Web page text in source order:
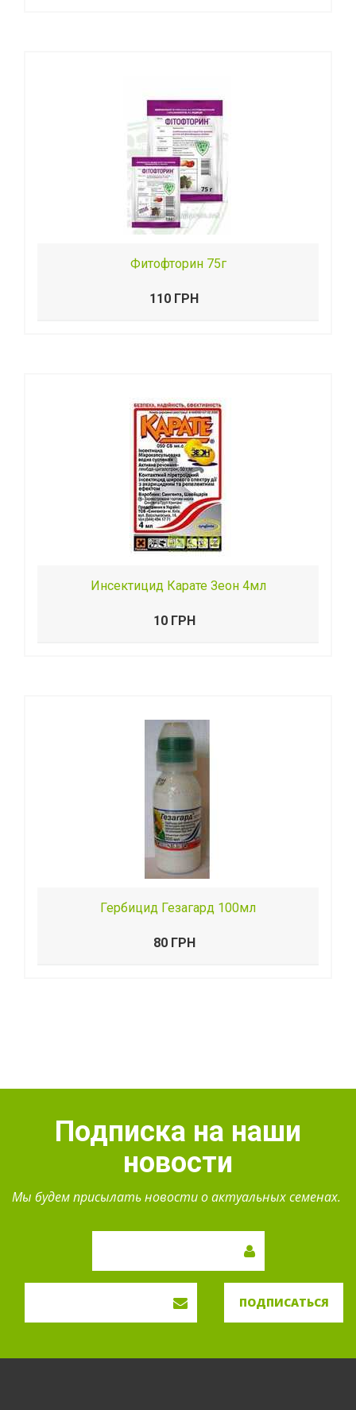
Фитофторин 75г
110 ГРН
Инсектицид Карате Зеон 4мл
10 ГРН
Гербицид Гезагард 100мл
80 ГРН
Подписка на наши
новости
Мы будем присылать новости о актуальных семенах.
ПОДПИСАТЬСЯ